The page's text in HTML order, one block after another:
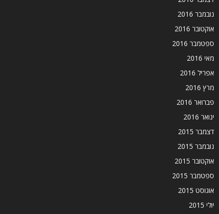
נובמבר 2016
אוקטובר 2016
ספטמבר 2016
מאי 2016
אפריל 2016
מרץ 2016
פברואר 2016
ינואר 2016
דצמבר 2015
נובמבר 2015
אוקטובר 2015
ספטמבר 2015
אוגוסט 2015
יולי 2015